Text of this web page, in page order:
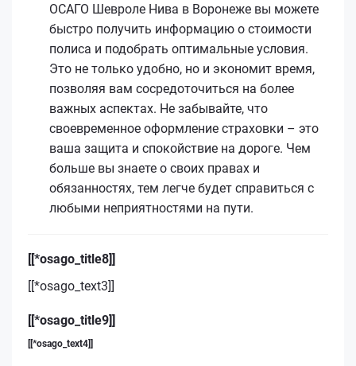
ОСАГО Шевроле Нива в Воронеже вы можете
быстро получить информацию о стоимости
полиса и подобрать оптимальные условия.
Это не только удобно, но и экономит время,
позволяя вам сосредоточиться на более
важных аспектах. Не забывайте, что
своевременное оформление страховки – это
ваша защита и спокойствие на дороге. Чем
больше вы знаете о своих правах и
обязанностях, тем легче будет справиться с
любыми неприятностями на пути.
[[*osago_title8]]
[[*osago_text3]]
[[*osago_title9]]
[[*osago_text4]]